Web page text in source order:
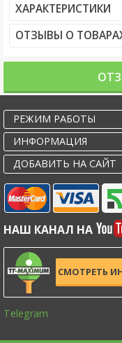
ХАРАКТЕРИСТИКИ
ОТЗЫВЫ О
РЕЖИМ РАБОТЫ
ИНФОРМАЦИЯ
ДОБАВИТЬ НА САЙТ
НАШ КАНАЛ НА
СМОТРЕТЬ
Telegram